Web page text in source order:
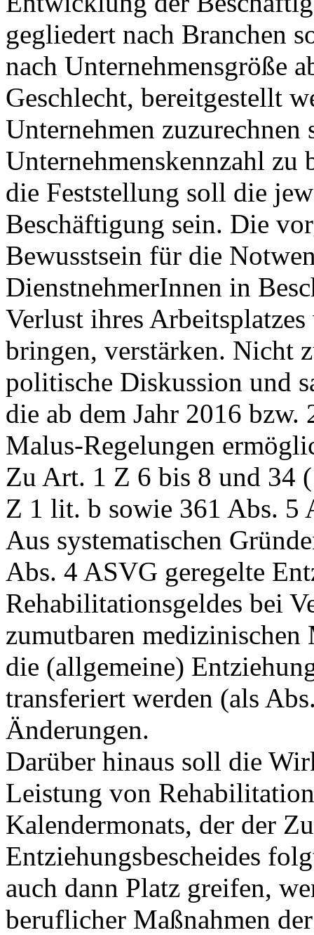
gegliedert nach Branchen
nach Unternehmensgröße
Geschlecht, bereitgestellt
Unternehmen
Unternehmenskennzahl
die Feststellung soll die
Beschäftigung sein. Die
Bewusstsein für die
DienstnehmerInnen in
Verlust ihres
bringen, verstärken. Nicht
politische Diskussion und
die ab dem Jahr 2016
Malus-Regelungen
Zu Art. 1 Z 6 bis 8 und 34
Z 1 lit. b sowie 361 Abs. 5
Aus systematischen
Abs. 4 ASVG geregelte
Rehabilitationsgeldes bei
zumutbaren
die (allgemeine)
transferiert werden (als
Änderungen.
Darüber hinaus soll die
Leistung von
Kalendermonats, der der
Entziehungsbescheides
auch dann Platz greifen,
beruflicher Maßnahmen